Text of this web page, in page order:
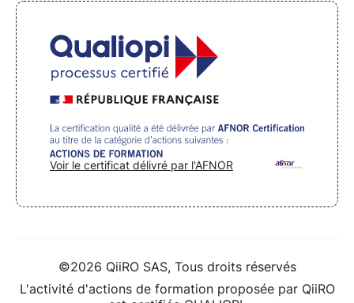
Voir le certificat délivré par l'AFNOR
©2026 QiiRO SAS, Tous droits réservés
L'activité d'actions de formation proposée par QiiRO